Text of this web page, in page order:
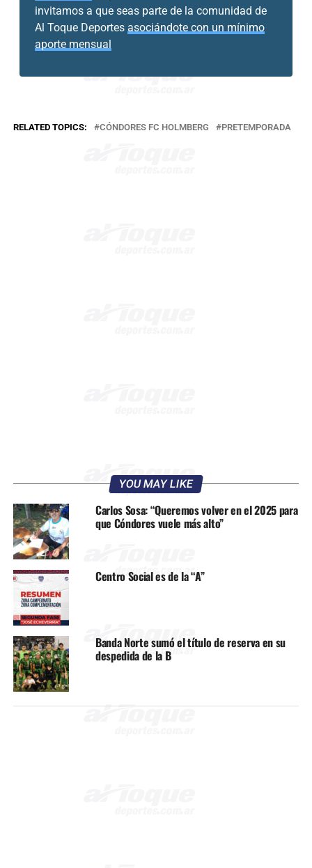
invitamos a que seas parte de la comunidad de
Al Toque Deportes asociándote con un mínimo
aporte mensual
RELATED TOPICS: CÓNDORES FC HOLMBERG PRETEMPORADA
YOU MAY LIKE
Carlos Sosa: “Queremos volver en el 2025 para
que Cóndores vuele más alto”
Centro Social es de la “A”
Banda Norte sumó el título de reserva en su
despedida de la B